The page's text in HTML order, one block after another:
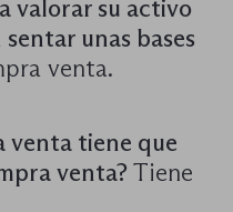
valorar su activo
sentar unas bases
venta.
venta tiene que
venta?Tiene